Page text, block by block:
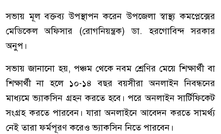
সভায় মূল বক্তব্য উপস্থাপন করেন উপজেলা স্বাস্থ্য কমপ্লেক্সের
মেডিকেল অফিসার (রোগনিয়ন্ত্রক) ডা. হরগোবিন্দ সরকার
অনুপ।
সভায় জানানো হয়, পঞ্চম থেকে নবম শ্রেণির মেয়ে শিক্ষার্থী বা
শিক্ষার্থী না হলে ১০-১৪ বছর বয়সীরা অনলাইন নিবন্ধনের
মাধ্যমে ভ্যাকসিন গ্রহন করতে হবে। পরে অনলাইন সার্টিফিকেট
সংগ্রহ করতে পারবেন। যারা অনলাইনে আবেদন করতে সামর্থ্য
নেই তারা ফর্মপূরণ করেও ভ্যাকসিন নিতে পারবেন।